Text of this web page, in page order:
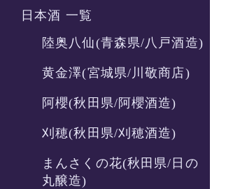
日本酒 一覧
陸奥八仙(青森県/八戸酒造)
黄金澤(宮城県/川敬商店)
阿櫻(秋田県/阿櫻酒造)
刈穂(秋田県/刈穂酒造)
まんさくの花(秋田県/日の
丸醸造)